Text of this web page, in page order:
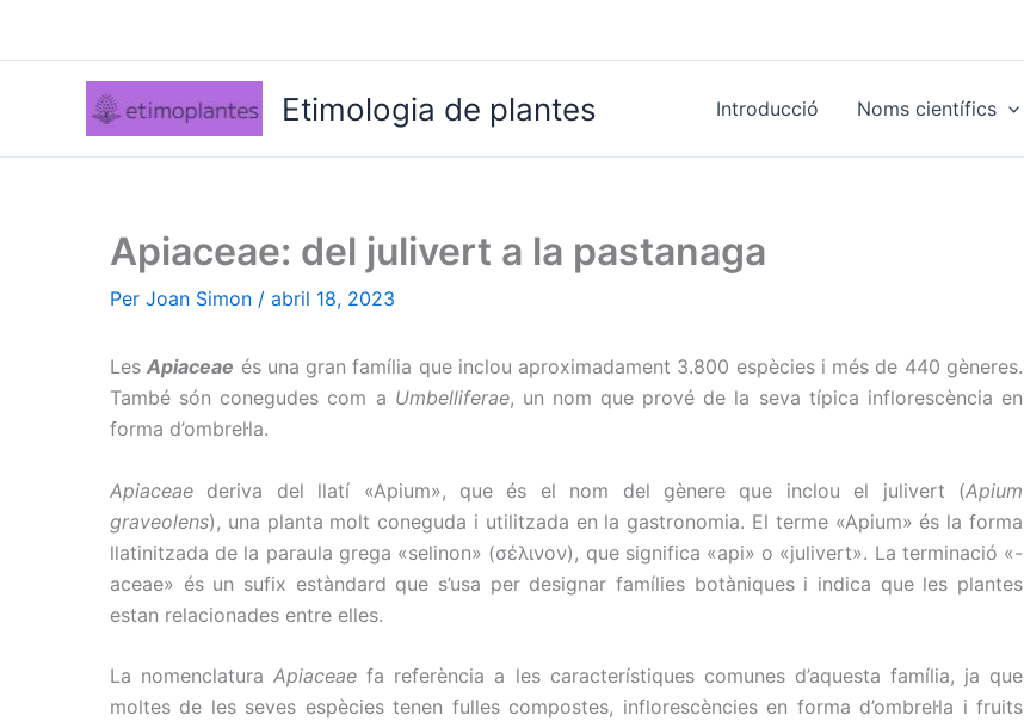
Etimologia de plantes Introducció Noms científics
Apiaceae: del julivert a la pastanaga
Per Joan Simon / abril 18, 2023
LesApiaceae és una gran família que inclou aproximadament 3.800 espècies i més de 440 gèneres.
També són conegudes com a Umbelliferae, un nom que prové de la seva típica inflorescència en
forma d’ombrel·la.
Apiaceae deriva del llatí «Apium», que és el nom del gènere que inclou el julivert (Apium
graveolens), una planta molt coneguda i utilitzada en la gastronomia. El terme «Apium» és la forma
llatinitzada de la paraula grega «selinon» (σέλινον), que significa «api» o «julivert». La terminació «-
aceae» és un sufix estàndard que s’usa per designar famílies botàniques i indica que les plantes
estan relacionades entre elles.
La nomenclaturaApiaceae fa referència a les característiques comunes d’aquesta família, ja que
moltes de les seves espècies tenen fulles compostes, inflorescències en forma d’ombrel·la i fruits